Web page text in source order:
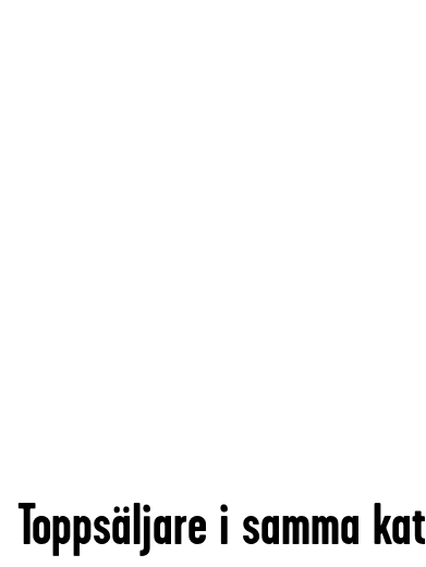
Toppsäljare i samma